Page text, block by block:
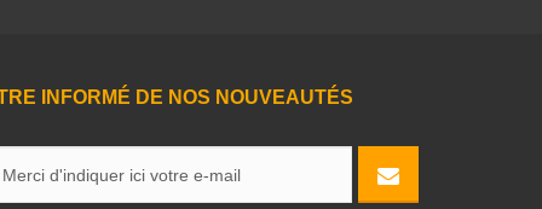
INFORMÉ DE NOS NOUVEAUTÉS